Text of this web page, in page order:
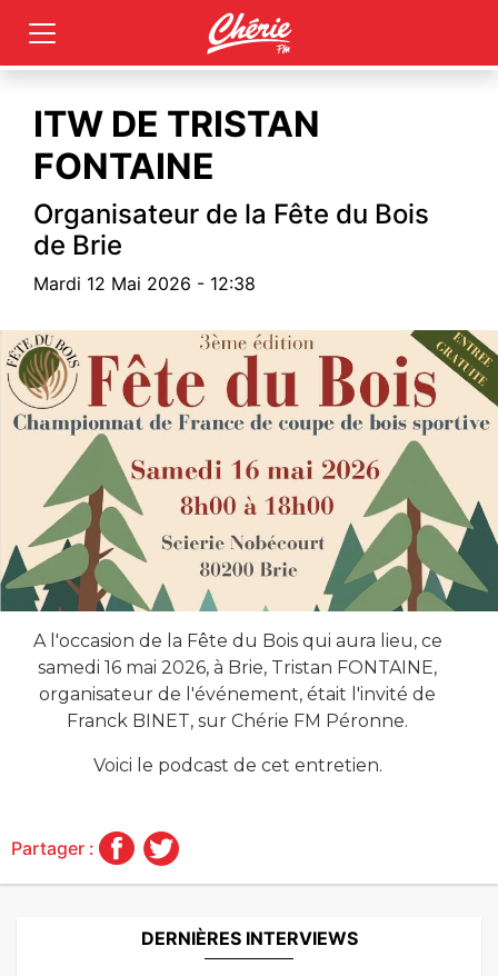
ITW DE TRISTAN
FONTAINE
Organisateur de la Fête du Bois
de Brie
Mardi 12 Mai 2026 - 12:38
A l'occasion de la Fête du Bois qui aura lieu, ce
samedi 16 mai 2026, à Brie, Tristan FONTAINE,
organisateur de l'événement, était l'invité de
Franck BINET, sur Chérie FM Péronne.
Voici le podcast de cet entretien.
Partager :
DERNIÈRES INTERVIEWS